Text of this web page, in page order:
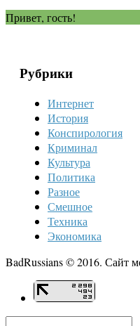
Привет, гость!
Рубрики
Интернет
История
Конспирология
Криминал
Культура
Политика
Разное
Смешное
Техника
Экономика
BadRussians © 2016. Сайт